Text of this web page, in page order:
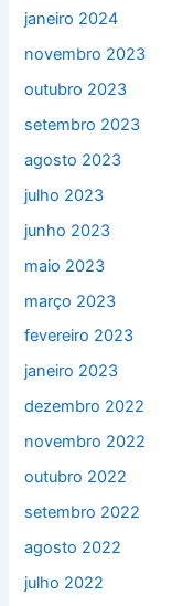
janeiro 2024
novembro 2023
outubro 2023
setembro 2023
agosto 2023
julho 2023
junho 2023
maio 2023
março 2023
fevereiro 2023
janeiro 2023
dezembro 2022
novembro 2022
outubro 2022
setembro 2022
agosto 2022
julho 2022